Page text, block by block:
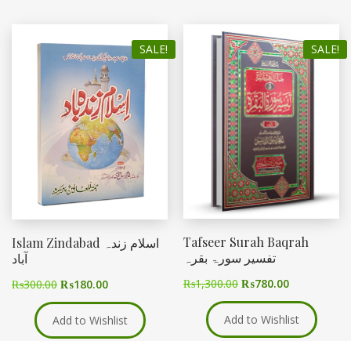
SALE!
Islam Zindabad اسلام زندہ
آباد
₨300.00 ₨180.00
Add to Wishlist
SALE!
Tafseer Surah Baqrah
تفسیر سورۃ بقرہ
₨1,300.00 ₨780.00
Add to Wishlist